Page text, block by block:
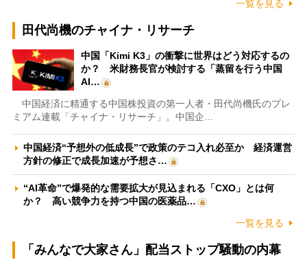
一覧を見る
田代尚機のチャイナ・リサーチ
中国「Kimi K3」の衝撃に世界はどう対応するの
か？ 米財務長官が検討する「蒸留を行う中国
AI…
中国経済に精通する中国株投資の第一人者・田代尚機氏のプレ
ミアム連載「チャイナ・リサーチ」。中国企…
中国経済“予想外の低成長”で政策のテコ入れ必至か 経済運営
方針の修正で成長加速が予想さ…
“AI革命”で爆発的な需要拡大が見込まれる「CXO」とは何
か？ 高い競争力を持つ中国の医薬品…
一覧を見る
「みんなで大家さん」配当ストップ騒動の内幕